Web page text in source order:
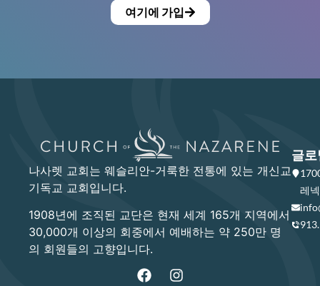
여기에 가입
나사렛 교회는 웨슬리안-거룩한 전통에 있는 개신교
기독교 교회입니다.
1908년에 조직된 교단은 현재 세계 165개 지역에서
30,000개 이상의 회중에서 예배하는 약 250만 명
의 회원들의 고향입니다.
글로
레